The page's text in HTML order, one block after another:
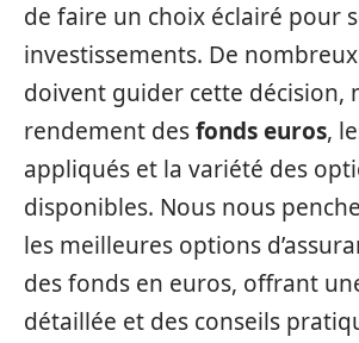
de faire un choix éclairé pour
investissements. De
doivent guider cette décision,
rendement desfonds euros,
appliqués et la variété des
disponibles. Nous nous
les meilleures options
des fonds en euros, offrant
détaillée et des conseils